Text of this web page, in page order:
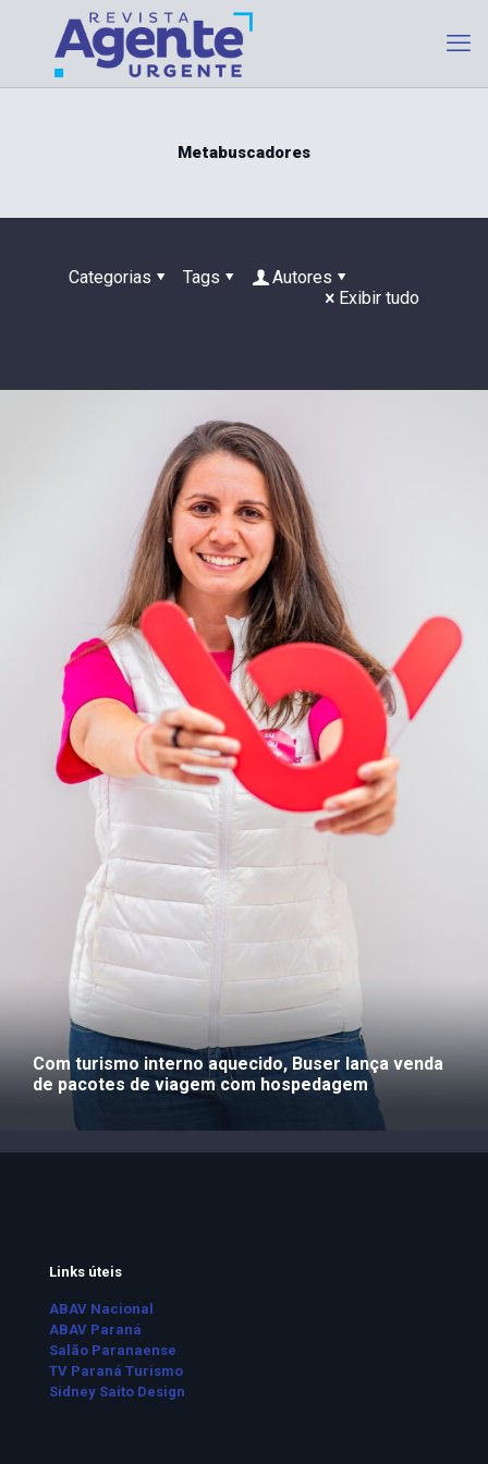
Metabuscadores
Categorias Tags
Autores
Exibir tudo
Com turismo interno aquecido, Buser lança venda
de pacotes de viagem com hospedagem
Links úteis
ABAV Nacional
ABAV Paraná
Salão Paranaense
TV Paraná Turismo
Sidney Saito Design